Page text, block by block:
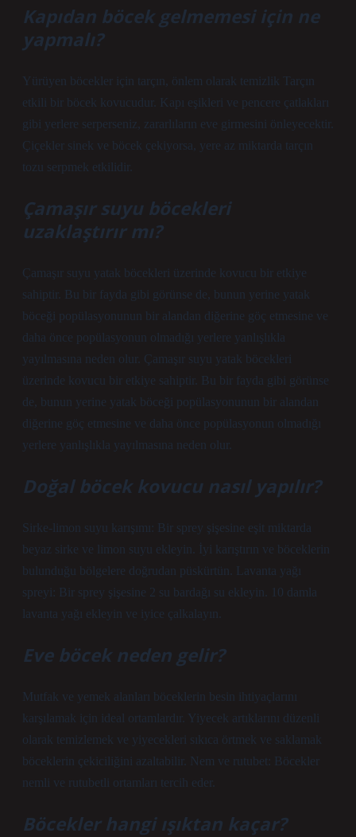
Kapıdan böcek gelmemesi için ne
yapmalı?
Yürüyen böcekler için tarçın, önlem olarak temizlik Tarçın
etkili bir böcek kovucudur. Kapı eşikleri ve pencere çatlakları
gibi yerlere serperseniz, zararlıların eve girmesini önleyecektir.
Çiçekler sinek ve böcek çekiyorsa, yere az miktarda tarçın
tozu serpmek etkilidir.
Çamaşır suyu böcekleri
uzaklaştırır mı?
Çamaşır suyu yatak böcekleri üzerinde kovucu bir etkiye
sahiptir. Bu bir fayda gibi görünse de, bunun yerine yatak
böceği popülasyonunun bir alandan diğerine göç etmesine ve
daha önce popülasyonun olmadığı yerlere yanlışlıkla
yayılmasına neden olur. Çamaşır suyu yatak böcekleri
üzerinde kovucu bir etkiye sahiptir. Bu bir fayda gibi görünse
de, bunun yerine yatak böceği popülasyonunun bir alandan
diğerine göç etmesine ve daha önce popülasyonun olmadığı
yerlere yanlışlıkla yayılmasına neden olur.
Doğal böcek kovucu nasıl yapılır?
Sirke-limon suyu karışımı: Bir sprey şişesine eşit miktarda
beyaz sirke ve limon suyu ekleyin. İyi karıştırın ve böceklerin
bulunduğu bölgelere doğrudan püskürtün. Lavanta yağı
spreyi: Bir sprey şişesine 2 su bardağı su ekleyin. 10 damla
lavanta yağı ekleyin ve iyice çalkalayın.
Eve böcek neden gelir?
Mutfak ve yemek alanları böceklerin besin ihtiyaçlarını
karşılamak için ideal ortamlardır. Yiyecek artıklarını düzenli
olarak temizlemek ve yiyecekleri sıkıca örtmek ve saklamak
böceklerin çekiciliğini azaltabilir. Nem ve rutubet: Böcekler
nemli ve rutubetli ortamları tercih eder.
Böcekler hangi ışıktan kaçar?